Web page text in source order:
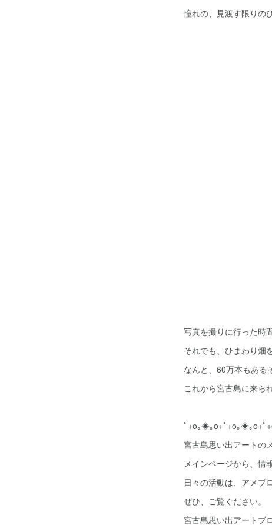
憧れの、見渡す限りの
写真を撮りに行った時
それでも、ひまわり畑
なんと、60万本もある
これから宮古島に来ら
ﾟ+o｡◈｡o+ﾟ+o｡◈｡o+ﾟ
宮古島思い出アートの
メインページから、情
日々の活動は、アメブ
ぜひ、ご覧ください。
宮古島思い出アートブ